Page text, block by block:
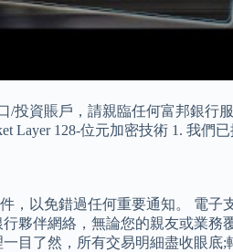
資賬戶，請親臨任何富邦銀行
128-位元加密技術 1. 我們
以免錯過任何重要通知。 電
夥伴網絡，無論您的親友或業
目了然，所有交易明細盡收眼底;